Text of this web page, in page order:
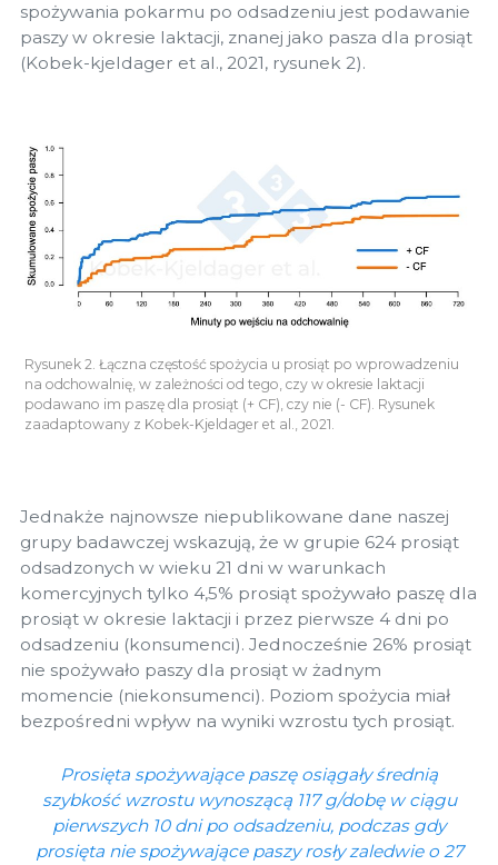
spożywania pokarmu po odsadzeniu jest podawanie
paszy w okresie laktacji, znanej jako pasza dla prosiąt
(Kobek-kjeldager et al., 2021, rysunek 2).
Rysunek 2. Łączna częstość spożycia u prosiąt po wprowadzeniu
na odchowalnię, w zależności od tego, czy w okresie laktacji
podawano im paszę dla prosiąt (+ CF), czy nie (- CF). Rysunek
zaadaptowany z Kobek-Kjeldager et al., 2021.
Jednakże najnowsze niepublikowane dane naszej
grupy badawczej wskazują, że w grupie 624 prosiąt
odsadzonych w wieku 21 dni w warunkach
komercyjnych tylko 4,5% prosiąt spożywało paszę dla
prosiąt w okresie laktacji i przez pierwsze 4 dni po
odsadzeniu (konsumenci). Jednocześnie 26% prosiąt
nie spożywało paszy dla prosiąt w żadnym
momencie (niekonsumenci). Poziom spożycia miał
bezpośredni wpływ na wyniki wzrostu tych prosiąt.
Prosięta spożywające paszę osiągały średnią
szybkość wzrostu wynoszącą 117 g/dobę w ciągu
pierwszych 10 dni po odsadzeniu, podczas gdy
prosięta nie spożywające paszy rosły zaledwie o 27